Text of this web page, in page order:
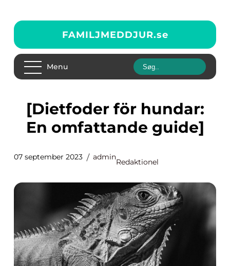
FAMILJMEDDJUR.se
Menu
[Dietfoder för hundar:
En omfattande guide]
07 september 2023 admin
Redaktionel